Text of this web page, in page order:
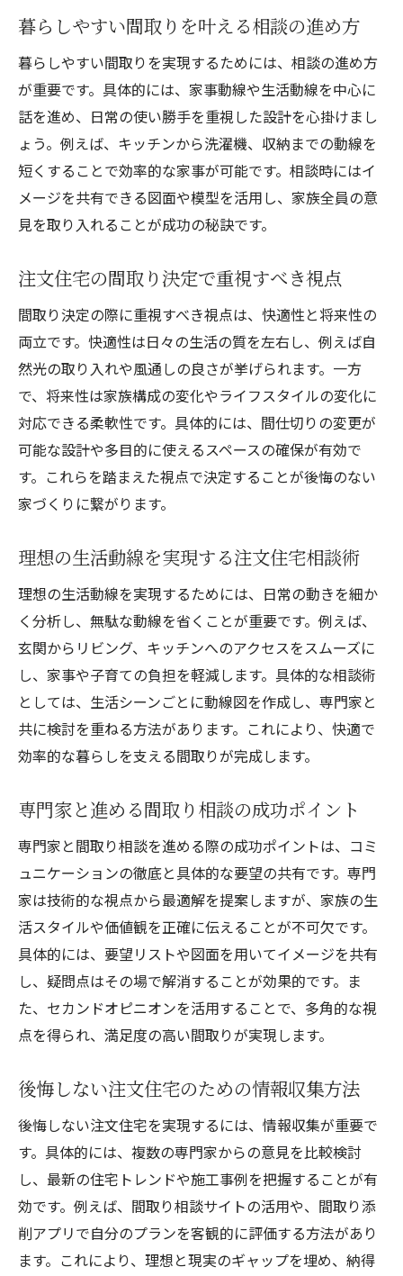
間取りのセカンドオピニオン相談の流れ
専門家が教えるセカンドオピニオン活用法
後悔しない注文住宅のための二重チェック
術
セカンドオピニオンで間取りの質を向上さ
せる
間取りセカンドオピニオンで得られる安心
家族の意見を反映する間取り相談のポイント
全員の意見を反映した間取り相談の進め方
注文住宅の間取りで優先順位を決める方法
家族会議から始める注文住宅間取り相談
専門家と調整する家族の希望と間取り案
注文住宅で家族満足度を高める工夫
注文住宅で失敗しない間取り決定のコツ
注文住宅の間取り決定で重視すべきタイミ
失敗を避ける注文住宅の間取りポイント
間取り診断を活用した失敗しない家づくり
専門家のアドバイスを活かす間取り決定法
後悔しない間取り選びのための注意点
注文住宅の間取り修正で満足度を上げる
アプリを使った間取り診断の始め方
注文住宅の間取り診断アプリ活用法
診断メーカーで理想の注文住宅間取り発見
無料アプリで注文住宅間取りをチェック
注文住宅の間取り診断をアプリで簡単実践
相談サイトとアプリの違いを知るポイント
プロ目線で見る間取り添削の必要性
注文住宅の間取り添削で見落とし防止
プロが注目する注文住宅間取りの改善点
添削無料サービスを活用する注文住宅相談
間取り添削で家事や生活動線を最適化
注文住宅添削で満足度を高める工夫
満足度を高める注文住宅の相談法まとめ
注文住宅の間取り相談で満足度を上げる工
夫
専門家との相談で得られる安心感とは
暮らしやすい間取りを叶える相談の進め方
暮らしやすい間取りを実現するためには、相談の進め方
が重要です。具体的には、家事動線や生活動線を中心に
話を進め、日常の使い勝手を重視した設計を心掛けまし
ょう。例えば、キッチンから洗濯機、収納までの動線を
短くすることで効率的な家事が可能です。相談時にはイ
メージを共有できる図面や模型を活用し、家族全員の意
見を取り入れることが成功の秘訣です。
注文住宅の間取り決定で重視すべき視点
間取り決定の際に重視すべき視点は、快適性と将来性の
両立です。快適性は日々の生活の質を左右し、例えば自
然光の取り入れや風通しの良さが挙げられます。一方
で、将来性は家族構成の変化やライフスタイルの変化に
対応できる柔軟性です。具体的には、間仕切りの変更が
可能な設計や多目的に使えるスペースの確保が有効で
す。これらを踏まえた視点で決定することが後悔のない
家づくりに繋がります。
理想の生活動線を実現する注文住宅相談術
理想の生活動線を実現するためには、日常の動きを細か
く分析し、無駄な動線を省くことが重要です。例えば、
玄関からリビング、キッチンへのアクセスをスムーズに
し、家事や子育ての負担を軽減します。具体的な相談術
としては、生活シーンごとに動線図を作成し、専門家と
共に検討を重ねる方法があります。これにより、快適で
効率的な暮らしを支える間取りが完成します。
専門家と進める間取り相談の成功ポイント
専門家と間取り相談を進める際の成功ポイントは、コミ
ュニケーションの徹底と具体的な要望の共有です。専門
家は技術的な視点から最適解を提案しますが、家族の生
活スタイルや価値観を正確に伝えることが不可欠です。
具体的には、要望リストや図面を用いてイメージを共有
し、疑問点はその場で解消することが効果的です。ま
た、セカンドオピニオンを活用することで、多角的な視
点を得られ、満足度の高い間取りが実現します。
後悔しない注文住宅のための情報収集方法
後悔しない注文住宅を実現するには、情報収集が重要で
す。具体的には、複数の専門家からの意見を比較検討
し、最新の住宅トレンドや施工事例を把握することが有
効です。例えば、間取り相談サイトの活用や、間取り添
削アプリで自分のプランを客観的に評価する方法があり
ます。これにより、理想と現実のギャップを埋め、納得